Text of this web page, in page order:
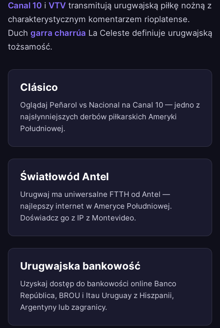
Canal 10 i VTV transmitują urugwajską piłkę nożną z
charakterystycznym komentarzem rioplatense.
Duch garra charrúa La Celeste definiuje urugwajską
tożsamość.
Clásico
Oglądaj Peñarol vs Nacional na Canal 10 — jedno z
najsłynniejszych derbów piłkarskich Ameryki
Południowej.
Światłowód Antel
Urugwaj ma uniwersalne FTTH od Antel —
najlepszy internet w Ameryce Południowej.
Doświadcz go z IP z Montevideo.
Urugwajska bankowość
Uzyskaj dostęp do bankowości online Banco
República, BROU i Itau Uruguay z Hiszpanii,
Argentyny lub zagranicy.